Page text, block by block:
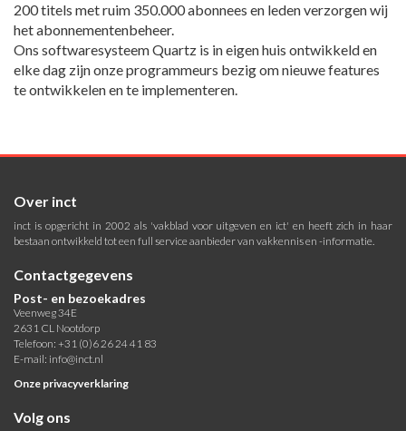
200 titels met ruim 350.000 abonnees en leden verzorgen wij
het abonnementenbeheer.
Ons softwaresysteem Quartz is in eigen huis ontwikkeld en
elke dag zijn onze programmeurs bezig om nieuwe features
te ontwikkelen en te implementeren.
Over inct
inct is opgericht in 2002 als 'vakblad voor uitgeven en ict' en heeft zich in haar
bestaan ontwikkeld tot een full service aanbieder van vakkennis en -informatie.
Contactgegevens
Post- en bezoekadres
Veenweg 34E
2631 CL Nootdorp
Telefoon: +31 (0)6 26 24 41 83
E-mail: info@inct.nl
Onze privacyverklaring
Volg ons